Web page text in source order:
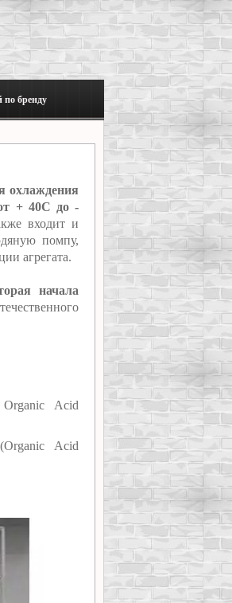
по бренду
охлаждения
+ 40C до -
входит и
помпу,
агрегата.
начала
Acid
Acid